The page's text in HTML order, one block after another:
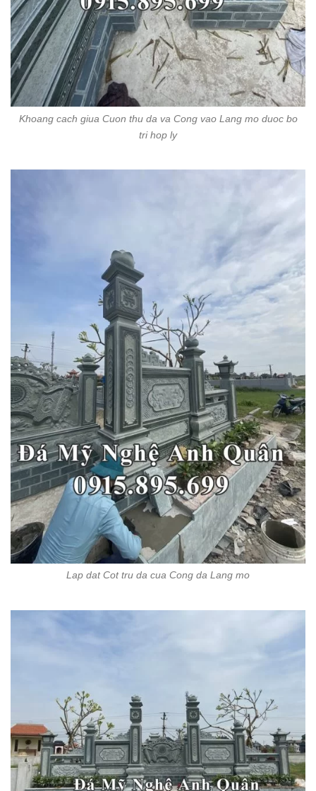
Khoang cach giua Cuon thu da va Cong vao Lang mo duoc bo
tri hop ly
Lap dat Cot tru da cua Cong da Lang mo